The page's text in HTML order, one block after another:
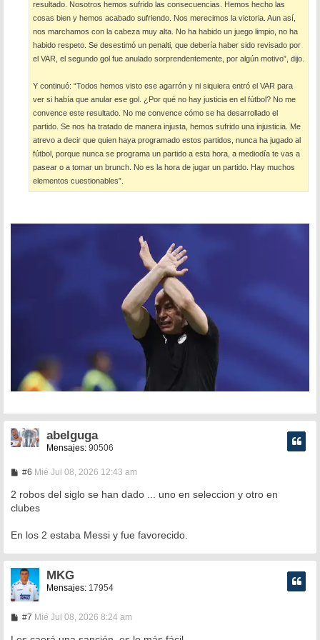
resultado. Nosotros hemos sufrido las consecuencias. Hemos hecho las
cosas bien y hemos acabado sufriendo. Nos merecimos la victoria. Aun así,
nos marchamos con la cabeza muy alta. No ha habido un juego limpio, no ha
habido respeto. Se desestimó un penalti, que debería haber sido revisado por
el VAR, el segundo gol fue anulado sorprendentemente, por algún motivo”, dijo.
Y continuó: “Todos hemos visto ese agarrón y ni siquiera entró el VAR para
ver si había que anular ese gol. ¿Por qué no hay justicia en el fútbol? No me
convence este resultado. No me convence cómo se ha desarrollado el
partido. Se nos ha tratado de manera injusta, hemos sufrido una injusticia. Me
atrevo a decir que quien haya programado estos partidos, nunca ha jugado al
fútbol, porque nunca se programa un partido a esta hora, a mediodía te vas a
pasear o a tomar un brunch. No es la hora de jugar un partido. Hay muchos
elementos cuestionables”.
abelguga
Mensajes: 90506
#6M
n
s
a
e
Mié Jul 08, 2026 12:43 am
2 robos del siglo se han dado ... uno en seleccion y otro en
clubes
En los 2 estaba Messi y fue favorecido.
MKG
Mensajes: 17954
#7M
n
Mié Jul 08, 2026 8:24 am